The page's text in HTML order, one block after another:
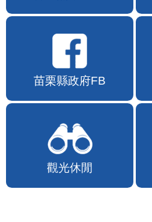
苗栗縣政府FB
觀光休閒